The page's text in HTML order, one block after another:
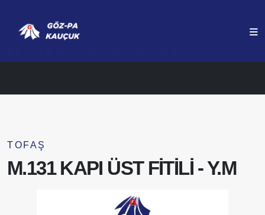
ANASAYFA ÜRÜNLERIMIZ
TOFAŞ
M.131 KAPI ÜST FİTİLİ - Y.M